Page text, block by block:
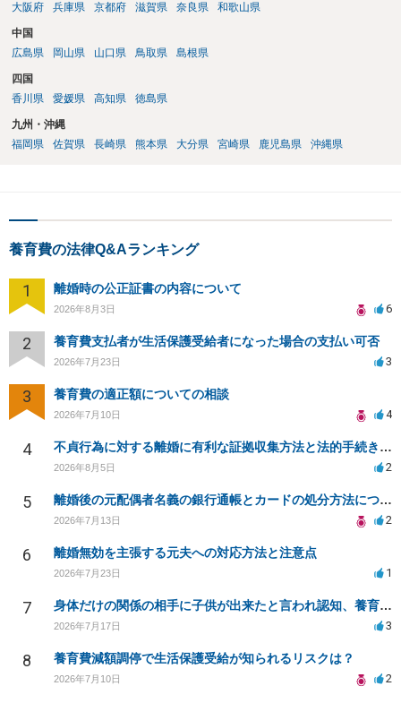
大阪府
兵庫県 京都府 滋賀県 奈良県 和歌山県
中国
広島県
岡山県 山口県 鳥取県 島根県
四国
香川県
愛媛県 高知県 徳島県
九州・沖縄
福岡県
佐賀県 長崎県 熊本県 大分県 宮崎県 鹿児島県 沖縄県
養育費の法律Q&Aランキング
1 離婚時の公正証書の内容について
2026年8月3日 6
2 養育費支払者が生活保護受給者になった場合の支払い可否
2026年7月23日 3
3 養育費の適正額についての相談
2026年7月10日 4
4 不貞行為に対する離婚に有利な証拠収集方法と法的手続きについて
2026年8月5日 2
5 離婚後の元配偶者名義の銀行通帳とカードの処分方法について
2026年7月13日 2
6 離婚無効を主張する元夫への対応方法と注意点
2026年7月23日 1
7 身体だけの関係の相手に子供が出来たと言われ認知、養育費を要求されているが自身の子供か分からない
2026年7月17日 3
8 養育費減額調停で生活保護受給が知られるリスクは？
2026年7月10日 2